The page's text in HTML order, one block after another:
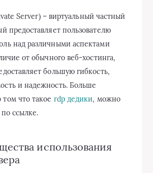
Server) – виртуальный частный
предоставляет пользователю
над различными аспектами
от обычного веб-хостинга,
большую гибкость,
и надежность. Больше
что такое rdp дедики, можно
ссылке.
использования